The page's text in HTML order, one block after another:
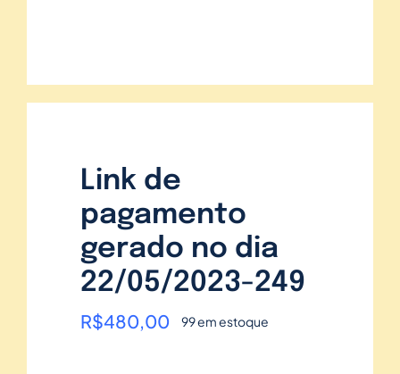
Link de
pagamento
gerado no dia
22/05/2023-249
R$480,00 99 em estoque